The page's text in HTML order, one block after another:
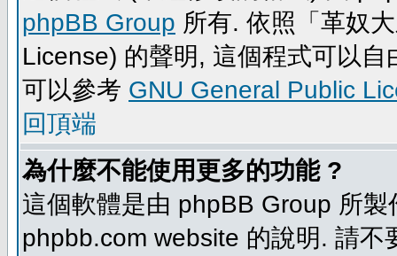
phpBB Group 所有. 依照「革奴
License) 的聲明, 這個程式可以
可以參考 GNU General Public
回頂端
為什麼不能使用更多的功能 ?
這個軟體是由 phpBB Group 所
phpbb.com website 的說明. 請